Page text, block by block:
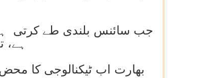
جب سائنس بلندی طے کرتی
ہے،
بھارت اب ٹیکنالوجی کا محض